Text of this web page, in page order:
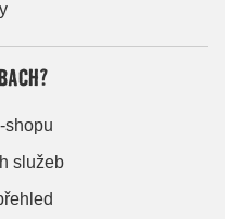
shopu
služeb